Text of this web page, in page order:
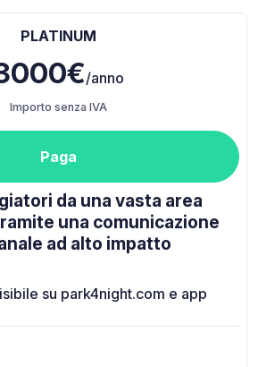
PLATINUM
/anno
Importo senza IVA
Paga
da una vasta area
una comunicazione
ad alto impatto
su park4night.com e app